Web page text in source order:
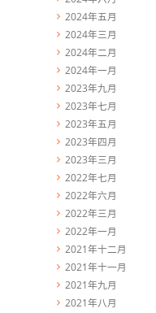
2024年五月
2024年三月
2024年二月
2024年一月
2023年九月
2023年七月
2023年五月
2023年四月
2023年三月
2022年七月
2022年六月
2022年三月
2022年一月
2021年十二月
2021年十一月
2021年九月
2021年八月